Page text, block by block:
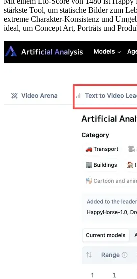
stärkste Tool, um statische Bilder zum
extreme Charakter-Konsistenz und
ideal, um Concept Art, Porträts und